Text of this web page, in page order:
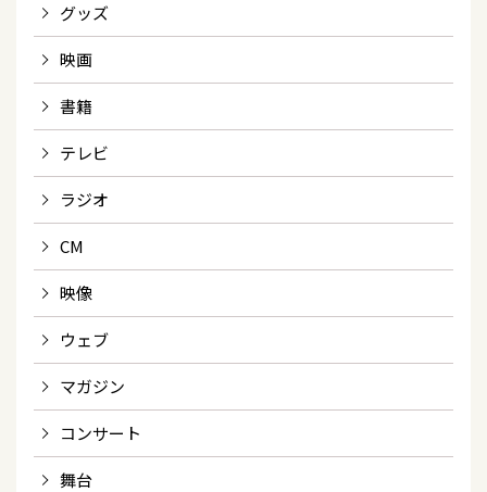
グッズ
映画
書籍
テレビ
ラジオ
CM
映像
ウェブ
マガジン
コンサート
舞台